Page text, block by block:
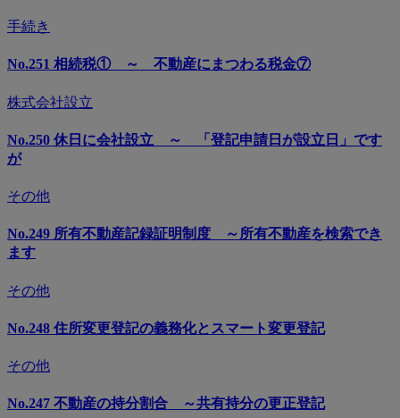
手続き
No.251 相続税① ～ 不動産にまつわる税金⑦
株式会社設立
No.250 休日に会社設立 ～ 「登記申請日が設立日」です
が
その他
No.249 所有不動産記録証明制度 ～所有不動産を検索でき
ます
その他
No.248 住所変更登記の義務化とスマート変更登記
その他
No.247 不動産の持分割合 ～共有持分の更正登記